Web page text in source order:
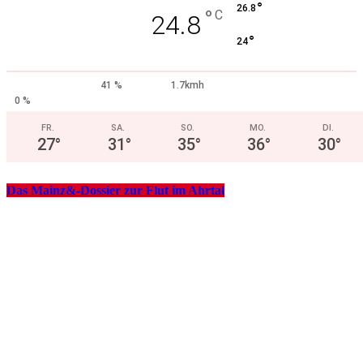
24.8 ° C 26.8 °
24°
41 %
1.7kmh
0 %
FR.
27°
SA.
31°
SO.
35°
MO.
36°
DI.
30°
Das Mainz&-Dossier zur Flut im Ahrtal